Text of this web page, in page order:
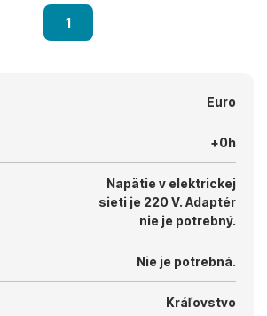
1
Euro
+0h
Napätie v elektrickej
sieti je 220 V. Adaptér
nie je potrebný.
Nie je potrebná.
Kráľovstvo